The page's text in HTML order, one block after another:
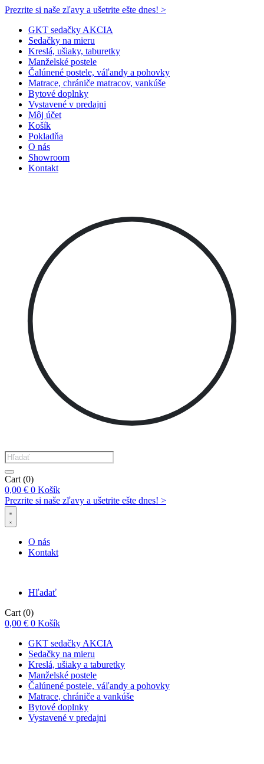
Prezrite si naše zľavy a ušetrite ešte dnes! >​
GKT sedačky AKCIA
Sedačky na mieru
Kreslá, ušiaky, taburetky
Manželské postele
Čalúnené postele, váľandy a pohovky
Matrace, chrániče matracov, vankúše
Bytové doplnky
Vystavené v predajni
Môj účet
Košík
Pokladňa
O nás
Showroom
Kontakt
Products
search
Cart (0)
0,00 € 0 Košík
Prezrite si naše zľavy a ušetrite ešte dnes! >​
O nás
Kontakt
Hľadať
Cart (0)
0,00 € 0 Košík
GKT sedačky AKCIA
Sedačky na mieru
Kreslá, ušiaky a taburetky
Manželské postele
Čalúnené postele, váľandy a pohovky
Matrace, chrániče a vankúše
Bytové doplnky
Vystavené v predajni